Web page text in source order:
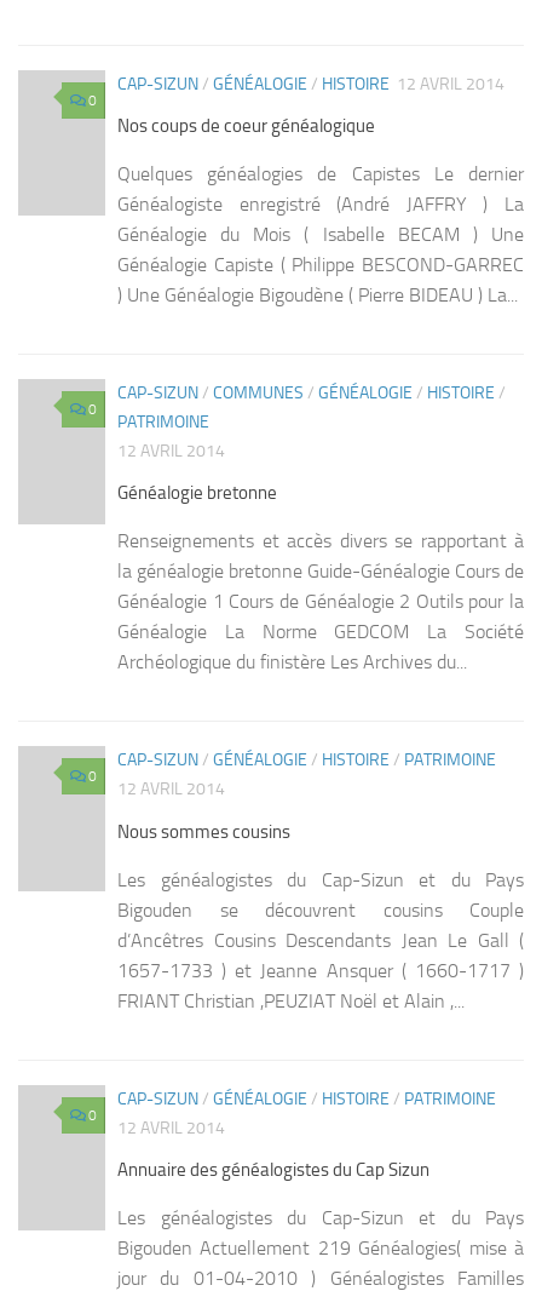
0
CAP-SIZUN/ GÉNÉALOGIE / HISTOIRE 12 AVRIL 2014
Nos coups de coeur généalogique
Quelques généalogies de Capistes Le dernier
Généalogiste enregistré (André JAFFRY ) La
Généalogie du Mois ( Isabelle BECAM ) Une
Généalogie Capiste ( Philippe BESCOND-GARREC
) Une Généalogie Bigoudène ( Pierre BIDEAU ) La...
0
CAP-SIZUN/ COMMUNES / GÉNÉALOGIE / HISTOIRE /
PATRIMOINE
12 AVRIL 2014
Généalogie bretonne
Renseignements et accès divers se rapportant à
la généalogie bretonne Guide-Généalogie Cours de
Généalogie 1 Cours de Généalogie 2 Outils pour la
Généalogie La Norme GEDCOM La Société
Archéologique du finistère Les Archives du...
0
CAP-SIZUN/ GÉNÉALOGIE / HISTOIRE / PATRIMOINE
12 AVRIL 2014
Nous sommes cousins
Les généalogistes du Cap-Sizun et du Pays
Bigouden se découvrent cousins Couple
d’Ancêtres Cousins Descendants Jean Le Gall (
1657-1733 ) et Jeanne Ansquer ( 1660-1717 )
FRIANT Christian ,PEUZIAT Noël et Alain ,...
0
CAP-SIZUN/ GÉNÉALOGIE / HISTOIRE / PATRIMOINE
12 AVRIL 2014
Annuaire des généalogistes du Cap Sizun
Les généalogistes du Cap-Sizun et du Pays
Bigouden Actuellement 219 Généalogies( mise à
jour du 01-04-2010 ) Généalogistes Familles